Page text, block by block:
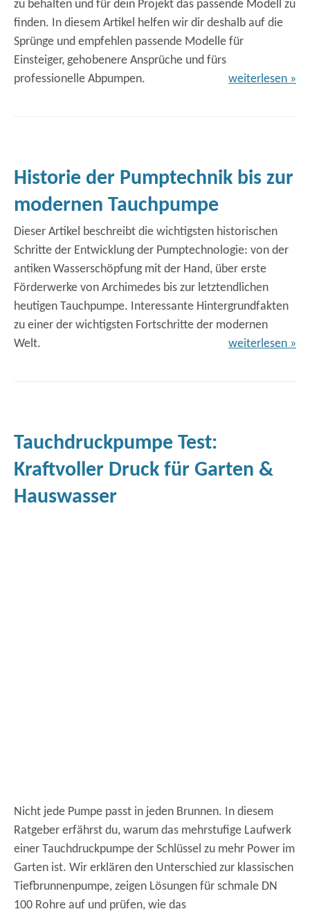
zu behalten und für dein Projekt das passende Modell zu
finden. In diesem Artikel helfen wir dir deshalb auf die
Sprünge und empfehlen passende Modelle für
Einsteiger, gehobenere Ansprüche und fürs
professionelle Abpumpen.
weiterlesen »
Historie der Pumptechnik bis zur
modernen Tauchpumpe
Dieser Artikel beschreibt die wichtigsten historischen
Schritte der Entwicklung der Pumptechnologie: von der
antiken Wasserschöpfung mit der Hand, über erste
Förderwerke von Archimedes bis zur letztendlichen
heutigen Tauchpumpe. Interessante Hintergrundfakten
zu einer der wichtigsten Fortschritte der modernen
Welt.
weiterlesen »
Tauchdruckpumpe Test:
Kraftvoller Druck für Garten &
Hauswasser
Nicht jede Pumpe passt in jeden Brunnen. In diesem
Ratgeber erfährst du, warum das mehrstufige Laufwerk
einer Tauchdruckpumpe der Schlüssel zu mehr Power im
Garten ist. Wir erklären den Unterschied zur klassischen
Tiefbrunnenpumpe, zeigen Lösungen für schmale DN
100 Rohre auf und prüfen, wie das